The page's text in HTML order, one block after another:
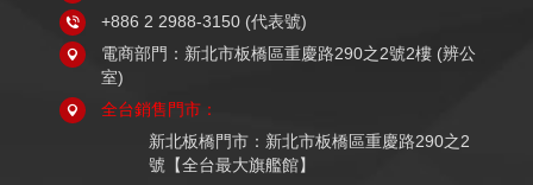
+886 2 2988-3150 (代表號)
電商部門：新北市板橋區重慶路290之2號2樓 (辨公
室)
全台銷售門市：
新北板橋門市：新北市板橋區重慶路290之2
號【全台最大旗艦館】